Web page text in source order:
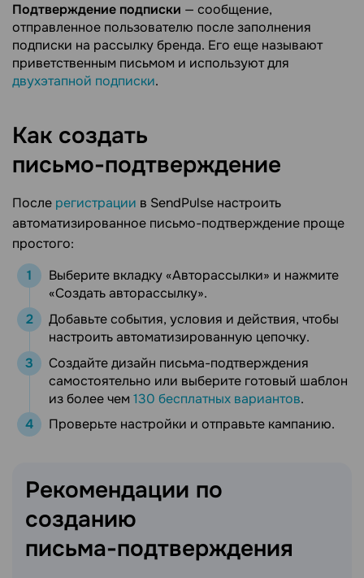
Подтверждение подписки — сообщение,
отправленное пользователю после заполнения
подписки на рассылку бренда. Его еще называют
приветственным письмом и используют для
двухэтапной подписки.
Как создать
письмо-подтверждение
После регистрации в SendPulse настроить
автоматизированное письмо-подтверждение проще
простого:
Выберите вкладку «Авторассылки» и нажмите
«Создать авторассылку».
Добавьте события, условия и действия, чтобы
настроить автоматизированную цепочку.
Создайте дизайн письма-подтверждения
самостоятельно или выберите готовый шаблон
из более чем 130 бесплатных вариантов.
Проверьте настройки и отправьте кампанию.
Рекомендации по
созданию
письма-подтверждения